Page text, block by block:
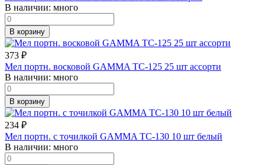
В наличии: много
В корзину
373 ₽
Мел портн. восковой GAMMA ТС-125 25 шт ассорти
В наличии: много
В корзину
234 ₽
Мел портн. с точилкой GAMMA ТС-130 10 шт белый
В наличии: много